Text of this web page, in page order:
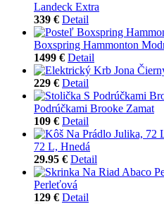
Landeck Extra
339 € Detail
Boxspring Hammonton
1499 € Detail
229 € Detail
Podrúčkami Brooke Zamat
109 € Detail
72 L, Hnedá
29.95 € Detail
Perleťová
129 € Detail